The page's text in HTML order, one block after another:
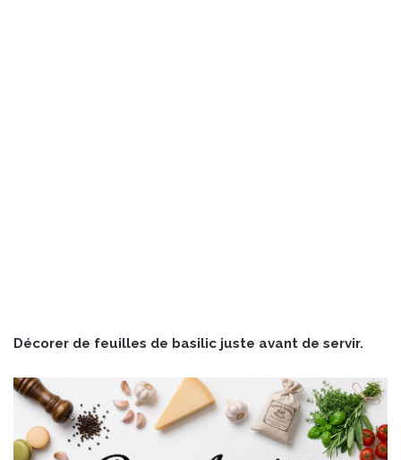
Décorer de feuilles de basilic juste avant de servir.